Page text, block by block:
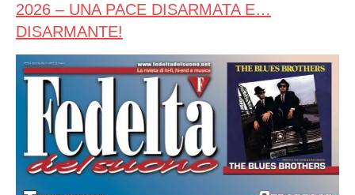
2026 – UNA PACE DISARMATA E…
DISARMANTE!